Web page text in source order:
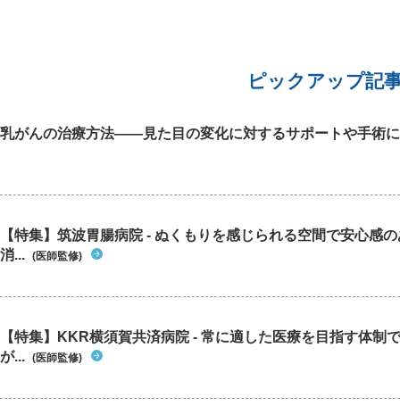
ピックアップ記
乳がんの治療方法――見た目の変化に対するサポートや手術
【特集】筑波胃腸病院 - ぬくもりを感じられる空間で安心感
消... (医師監修)
【特集】KKR横須賀共済病院 - 常に適した医療を目指す体制
が... (医師監修)